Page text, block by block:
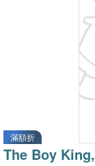
滿額折
The Boy